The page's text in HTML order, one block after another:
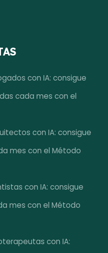
con IA: consigue
cada mes con el
con IA: consigue
mes con el Método
con IA: consigue
mes con el Método
con IA: